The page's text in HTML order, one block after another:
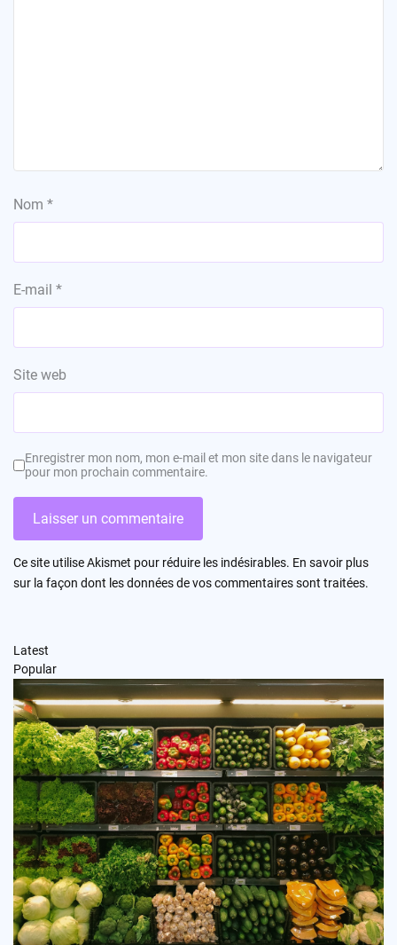
Nom *
E-mail *
Site web
Enregistrer mon nom, mon e-mail et mon site dans le navigateur
pour mon prochain commentaire.
Ce site utilise Akismet pour réduire les indésirables. En savoir plus
sur la façon dont les données de vos commentaires sont traitées.
Latest
Popular